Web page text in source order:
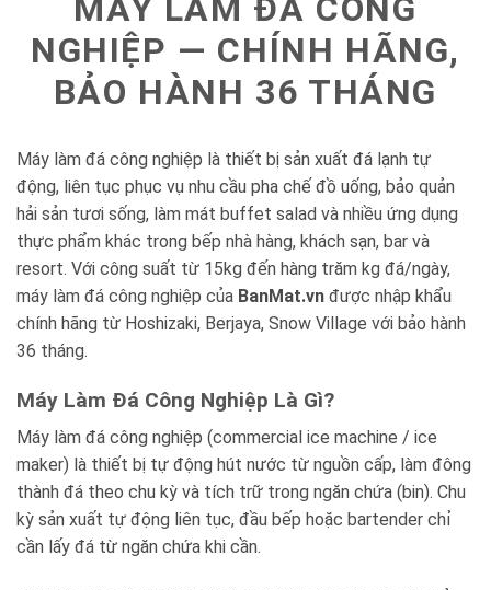
Sản phẩm
Thương hiệu
Ứng dụng
Blog kiến thức
Liên hệ
MÁY LÀM ĐÁ CÔNG
NGHIỆP — CHÍNH HÃNG,
BẢO HÀNH 36 THÁNG
Máy làm đá công nghiệp là thiết bị sản xuất đá lạnh tự
động, liên tục phục vụ nhu cầu pha chế đồ uống, bảo quản
hải sản tươi sống, làm mát buffet salad và nhiều ứng dụng
thực phẩm khác trong bếp nhà hàng, khách sạn, bar và
resort. Với công suất từ 15kg đến hàng trăm kg đá/ngày,
máy làm đá công nghiệp của BanMat.vn được nhập khẩu
chính hãng từ Hoshizaki, Berjaya, Snow Village với bảo hành
36 tháng.
Máy Làm Đá Công Nghiệp Là Gì?
Máy làm đá công nghiệp (commercial ice machine / ice
maker) là thiết bị tự động hút nước từ nguồn cấp, làm đông
thành đá theo chu kỳ và tích trữ trong ngăn chứa (bin). Chu
kỳ sản xuất tự động liên tục, đầu bếp hoặc bartender chỉ
cần lấy đá từ ngăn chứa khi cần.